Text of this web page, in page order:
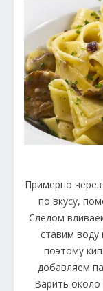
Примерно
по вкусу,
Следом
ставим воду
поэтому
добавляем
Варить